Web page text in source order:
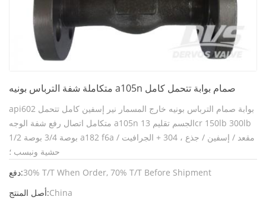
متكاملة شفة الترباس بونيه a105n صمام بوابة تتحمل كامل
api602 بوابة صمام الترباس بونيه خارج المسمار نير إسفين كامل تتحمل
متكامل اتصال رفع شفة الوجه a105n الجسم تقليم 13cr 150lb 300lb
1/2 بوصة 3/4 بوصة a182 f6a مقعد / إسفين / جذع ، 304 + الجرافيت /
حشية ونبسب ؛
دفع:30% T/T When Order, 70% T/T Before Shipment
أصل المنتج:China